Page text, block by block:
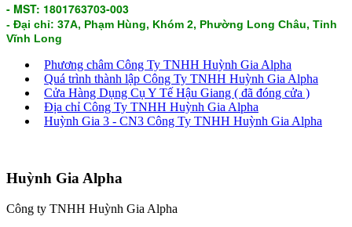
- MST: 1801763703-003
- Đại chỉ: 37A, Phạm Hùng, Khóm 2, Phường Long Châu, Tỉnh
Vĩnh Long
Phương châm Công Ty TNHH Huỳnh Gia Alpha
Quá trình thành lập Công Ty TNHH Huỳnh Gia Alpha
Cửa Hàng Dụng Cụ Y Tế Hậu Giang ( đã đóng cửa )
Địa chỉ Công Ty TNHH Huỳnh Gia Alpha
Huỳnh Gia 3 - CN3 Công Ty TNHH Huỳnh Gia Alpha
Huỳnh Gia Alpha
Công ty TNHH Huỳnh Gia Alpha